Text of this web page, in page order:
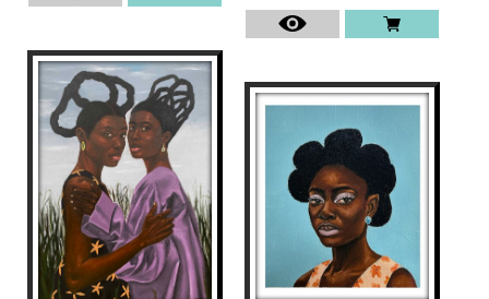
-XIPPI, HERITAGE & METAMORPHOSIS: Voices in
West African Art. August Wilson African
American Cultural Center, Pittsburg,
Pennsylvania,U.S.A.
-M Contemporary. Darlinghurst, Sydney,
Australia.
-Contemporary African Art. London Lighthouse
Gallery, London, U.K.
2023